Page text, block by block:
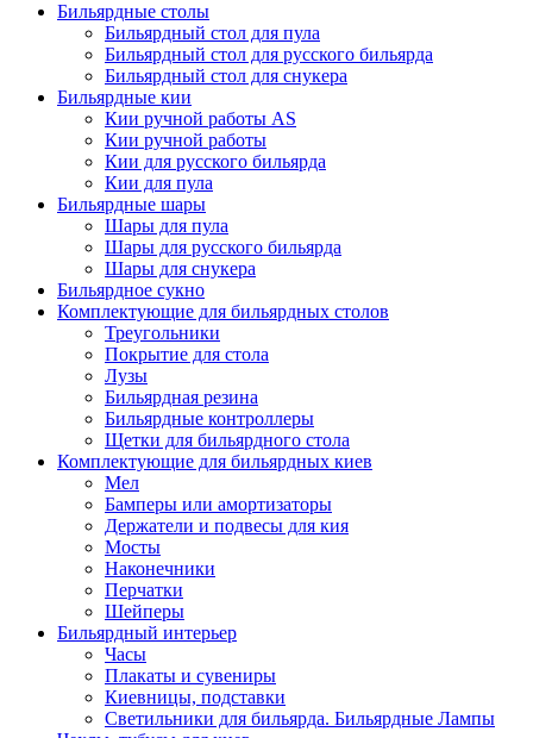
Бильярдные столы
Бильярдный стол для пула
Бильярдный стол для русского бильярда
Бильярдный стол для снукера
Бильярдные кии
Кии ручной работы AS
Кии ручной работы
Кии для русского бильярда
Кии для пула
Бильярдные шары
Шары для пула
Шары для русского бильярда
Шары для снукера
Бильярдное сукно
Комплектующие для бильярдных столов
Треугольники
Покрытие для стола
Лузы
Бильярдная резина
Бильярдные контроллеры
Щетки для бильярдного стола
Комплектующие для бильярдных киев
Мел
Бамперы или амортизаторы
Держатели и подвесы для кия
Мосты
Наконечники
Перчатки
Шейперы
Бильярдный интерьер
Часы
Плакаты и сувениры
Киевницы, подставки
Светильники для бильярда. Бильярдные Лампы